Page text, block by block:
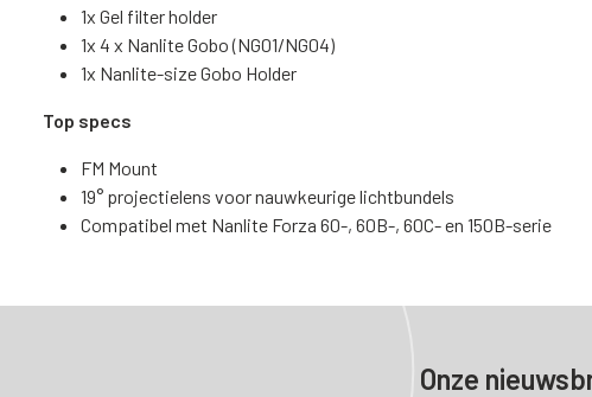
1x Gel filter holder
1x 4 x Nanlite Gobo (NG01/NG04)
1x Nanlite-size Gobo Holder
Top specs
FM Mount
19° projectielens voor nauwkeurige lichtbundels
Compatibel met Nanlite Forza 60-, 60B-, 60C- en 150B-serie
Onze